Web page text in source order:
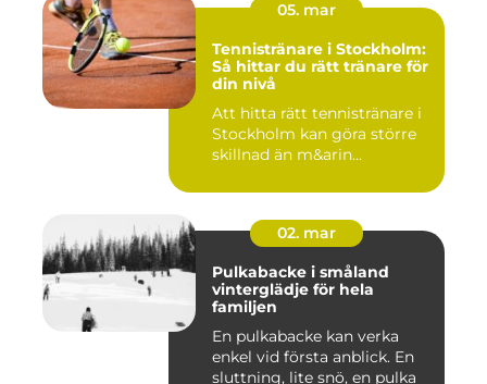
05. mar
Tennistränare i Stockholm:
Så hittar du rätt tränare för
din nivå
Att hitta rätt tennistränare i
Stockholm kan göra större
skillnad än m&arin...
02. mar
Pulkabacke i småland
vinterglädje för hela
familjen
En pulkabacke kan verka
enkel vid första anblick. En
sluttning, lite snö, en pulka